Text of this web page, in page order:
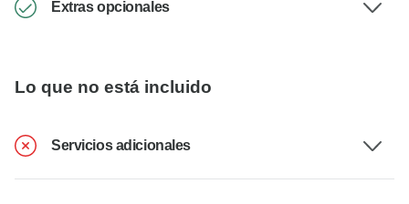
Extras opcionales
Lo que no está incluido
Servicios adicionales